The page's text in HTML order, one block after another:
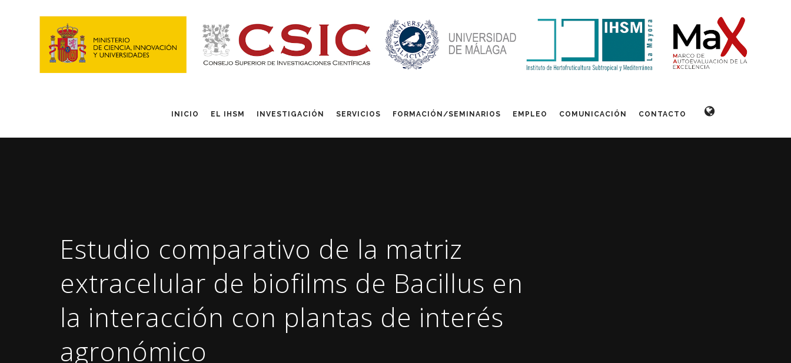
INICIO EL IHSM INVESTIGACIÓN SERVICIOS FORMACIÓN/SEMINARIOS EMPLEO COMUNICACIÓN CONTACTO
Estudio comparativo de la matriz
extracelular de biofilms de Bacillus en
la interacción con plantas de interés
agronómico